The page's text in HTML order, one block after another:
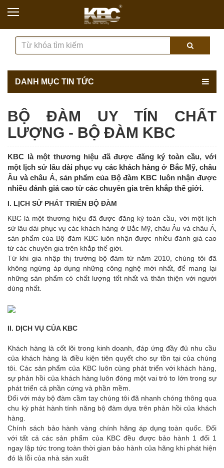
DANH MỤC TIN TỨC
BỘ ĐÀM UY TÍN CHẤT
LƯỢNG - BỘ ĐÀM KBC
KBC là một thương hiệu đã được đăng ký toàn cầu, với
một lịch sử lâu dài phục vụ các khách hàng ở Bắc Mỹ, châu
Âu và châu Á, sản phẩm của Bộ đàm KBC luôn nhận được
nhiều đánh giá cao từ các chuyên gia trên khắp thế giới.
I. LỊCH SỬ PHÁT TRIỂN BỘ ĐÀM
KBC là một thương hiệu đã được đăng ký toàn cầu, với một lịch
sử lâu dài phục vụ các khách hàng ở Bắc Mỹ, châu Âu và châu Á,
sản phẩm của Bộ đàm KBC luôn nhận được nhiều đánh giá cao
từ các chuyên gia trên khắp thế giới.
Từ khi gia nhập thị trường bộ đàm từ năm 2010, chúng tôi đã
không ngừng áp dụng những công nghệ mới nhất, để mang lại
những sản phẩm có chất lượng tốt nhất và thân thiện với người
dùng nhất.
II. DỊCH VỤ CỦA KBC
Khách hàng là cốt lõi trong kinh doanh, đáp ứng đầy đủ nhu cầu
của khách hàng là điều kiện tiên quyết cho sự tồn tại của chúng
tôi. Các sản phẩm của KBC luôn cùng phát triển với khách hàng,
sự phản hồi của khách hàng luôn đóng một vai trò to lớn trong sự
phát triển cả phần cứng và phần mềm.
Đối với máy bộ đàm cầm tay chúng tôi đã nhanh chóng thông qua
chu kỳ phát hành tính năng bộ đàm dựa trên phản hồi của khách
hàng.
Chính sách bảo hành vàng chính hãng áp dụng toàn quốc. Đối
với tất cả các sản phẩm của KBC đều được bảo hành 1 đổi 1
ngay lập tức trong toàn thời gian bảo hành của hãng khi phát hiện
đó là lỗi của nhà sản xuất